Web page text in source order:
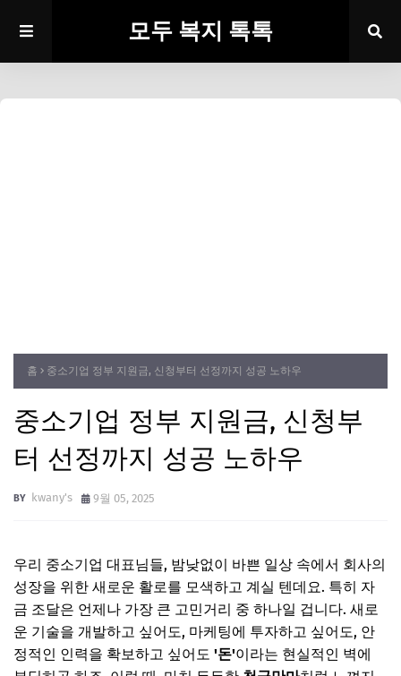
모두 복지 톡톡
홈 중소기업 정부 지원금, 신청부터 선정까지 성공 노하우
중소기업 정부 지원금, 신청부
터 선정까지 성공 노하우
kwany's 9월 05, 2025
우리 중소기업 대표님들, 밤낮없이 바쁜 일상 속에서 회사의
성장을 위한 새로운 활로를 모색하고 계실 텐데요. 특히 자
금 조달은 언제나 가장 큰 고민거리 중 하나일 겁니다. 새로
운 기술을 개발하고 싶어도, 마케팅에 투자하고 싶어도, 안
정적인 인력을 확보하고 싶어도 '돈'이라는 현실적인 벽에